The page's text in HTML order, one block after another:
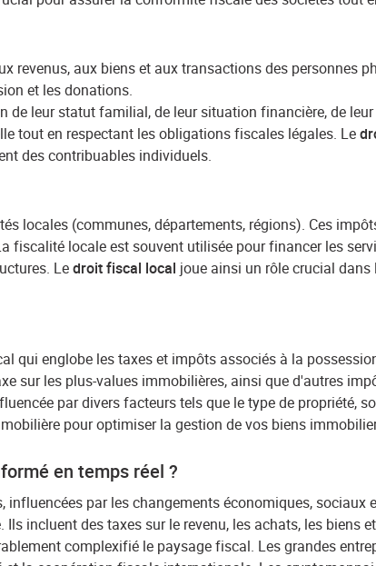
revenus, aux biens et aux transactions des personnes
et les donations.
leur statut familial, de leur situation financière, de
tout en respectant les obligations fiscales légales. Le
des contribuables individuels.
locales (communes, départements, régions). Ces
locale est souvent utilisée pour financer les
Ledroit fiscal local joue ainsi un rôle crucial
qui englobe les taxes et impôts associés à la
sur les plus-values immobilières, ainsi que d'autres
par divers facteurs tels que le type de propriété,
pour optimiser la gestion de vos biens
en temps réel ?
par les changements économiques,
incluent des taxes sur le revenu, les achats, les biens
complexifié le paysage fiscal. Les grandes